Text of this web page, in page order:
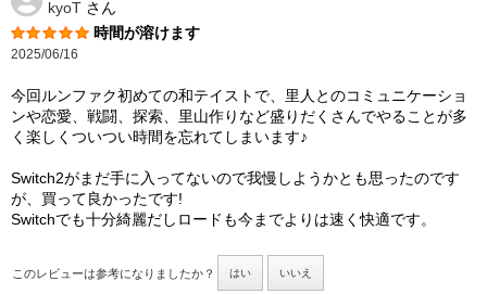
kyoT さん
時間が溶けます
2025/06/16
今回ルンファク初めての和テイストで、里人とのコミュニケーショ
ンや恋愛、戦闘、探索、里山作りなど盛りだくさんでやることが多
く楽しくついつい時間を忘れてしまいます♪
Switch2がまだ手に入ってないので我慢しようかとも思ったのです
が、買って良かったです!
Switchでも十分綺麗だしロードも今までよりは速く快適です。
このレビューは参考になりましたか？ はい いいえ